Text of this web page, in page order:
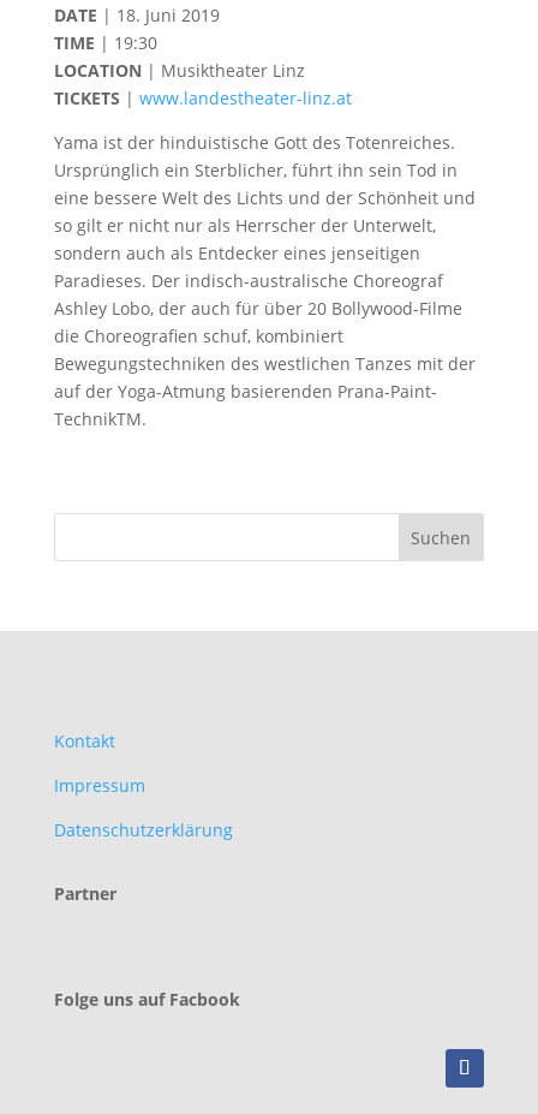
DATE | 18. Juni 2019
TIME | 19:30
LOCATION | Musiktheater Linz
TICKETS | www.landestheater-linz.at
Yama ist der hinduistische Gott des Totenreiches.
Ursprünglich ein Sterblicher, führt ihn sein Tod in
eine bessere Welt des Lichts und der Schönheit und
so gilt er nicht nur als Herrscher der Unterwelt,
sondern auch als Entdecker eines jenseitigen
Paradieses. Der indisch-australische Choreograf
Ashley Lobo, der auch für über 20 Bol­lywood-Filme
die Choreografien schuf, kombiniert
Bewegungstechni­ken des westlichen Tanzes mit der
auf der Yoga-Atmung basierenden Prana-Paint-
TechnikTM.
Kontakt
Impressum
Datenschutzerklärung
Partner
Folge uns auf Facbook